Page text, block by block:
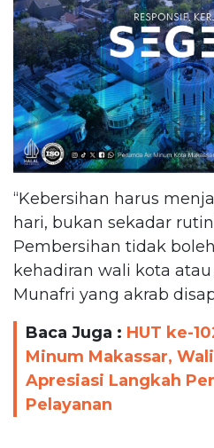
“Kebersihan harus
hari, bukan sekadar
Pembersihan tidak
kehadiran wali kota atau
Munafri yang akrab
Baca Juga : HUT ke-
Minum Makassar,
Apresiasi Langkah
Pelayanan